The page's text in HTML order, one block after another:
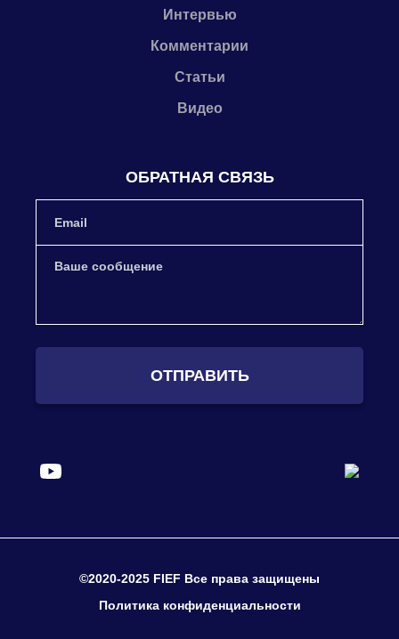
Интервью
Комментарии
Статьи
Видео
ОБРАТНАЯ СВЯЗЬ
ОТПРАВИТЬ
©2020-2025 FIEF Все права защищены
Политика конфиденциальности